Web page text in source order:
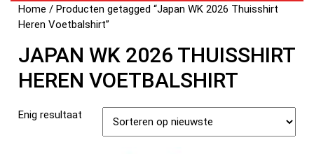
Home / Producten getagged “Japan WK 2026 Thuisshirt
Heren Voetbalshirt”
JAPAN WK 2026 THUISSHIRT
HEREN VOETBALSHIRT
Enig resultaat